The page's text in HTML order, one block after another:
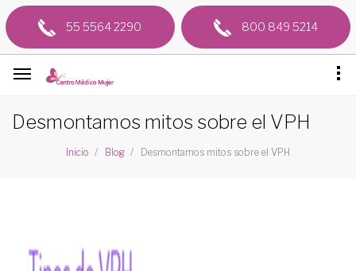
55 5564 2290 800 849 5214
Desmontamos mitos sobre el VPH
Inicio Blog Desmontamos mitos sobre el VPH